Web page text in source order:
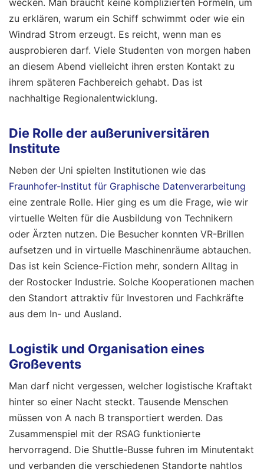
zu erklären, warum ein Schiff schwimmt oder wie ein
Windrad Strom erzeugt. Es reicht, wenn man es
ausprobieren darf. Viele Studenten von morgen haben
an diesem Abend vielleicht ihren ersten Kontakt zu
ihrem späteren Fachbereich gehabt. Das ist
nachhaltige Regionalentwicklung.
Die Rolle der außeruniversitären
Institute
Neben der Uni spielten Institutionen wie das
Fraunhofer-Institut für Graphische Datenverarbeitung
eine zentrale Rolle. Hier ging es um die Frage, wie wir
virtuelle Welten für die Ausbildung von Technikern
oder Ärzten nutzen. Die Besucher konnten VR-Brillen
aufsetzen und in virtuelle Maschinenräume abtauchen.
Das ist kein Science-Fiction mehr, sondern Alltag in
der Rostocker Industrie. Solche Kooperationen machen
den Standort attraktiv für Investoren und Fachkräfte
aus dem In- und Ausland.
Logistik und Organisation eines
Großevents
Man darf nicht vergessen, welcher logistische Kraftakt
hinter so einer Nacht steckt. Tausende Menschen
müssen von A nach B transportiert werden. Das
Zusammenspiel mit der RSAG funktionierte
hervorragend. Die Shuttle-Busse fuhren im Minutentakt
und verbanden die verschiedenen Standorte nahtlos